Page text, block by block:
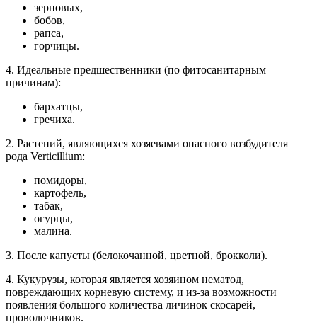
зерновых,
бобов,
рапса,
горчицы.
4. Идеальные предшественники (по фитосанитарным
причинам):
бархатцы,
гречиха.
2. Растений, являющихся хозяевами опасного возбудителя
рода Verticillium:
помидоры,
картофель,
табак,
огурцы,
малина.
3. После капусты (белокочанной, цветной, брокколи).
4. Кукурузы, которая является хозяином нематод,
повреждающих корневую систему, и из-за возможности
появления большого количества личинок скосарей,
проволочников.